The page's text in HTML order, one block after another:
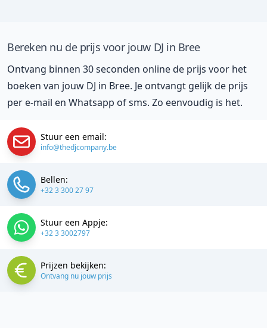
Bereken nu de prijs voor jouw DJ in Bree
Ontvang binnen 30 seconden online de prijs voor het
boeken van jouw DJ in Bree. Je ontvangt gelijk de prijs
per e-mail en Whatsapp of sms. Zo eenvoudig is het.
Stuur een email:
info@thedjcompany.be
Bellen:
+32 3 300 27 97
Stuur een Appje:
+32 3 3002797
Prijzen bekijken:
Ontvang nu jouw prijs